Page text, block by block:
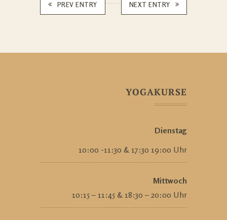
PREV ENTRY NEXT ENTRY
YOGAKURSE
Dienstag
10:00 -11:30 & 17:30 19:00 Uhr
Mittwoch
10:15 – 11:45 & 18:30 – 20:00 Uhr